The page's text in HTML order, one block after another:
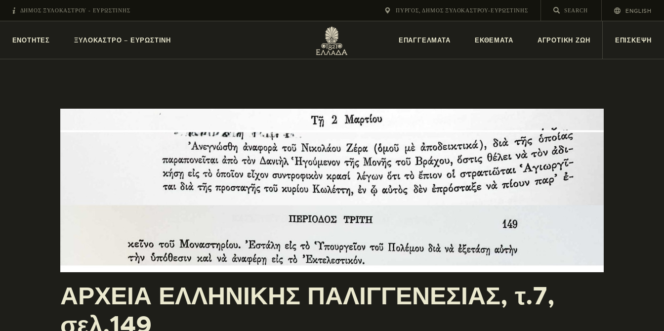
ΔΗΜΟΣ ΞΥΛΟΚΑΣΤΡΟΥ - ΕΥΡΩΣΤΙΝΗΣ ΠΎΡΓΟΣ, ΔΗΜΟΣ ΞΥΛΟΚΑΣΤΡΟΥ-ΕΥΡΩΣΤΙΝΗΣ ENGLISH
ΕΝΌΤΗΤΕΣ ΞΥΛΌΚΑΣΤΡΟ – ΕΥΡΩΣΤΊΝΗ ΕΠΑΓΓΕΛΜΑΤΑ ΕΚΘΕΜΑΤΑ ΑΓΡΟΤΙΚΗ ΖΩΗ ΕΠΙΣΚΕΨΗ
ΞΥΛΌΚΑΣΤΡΟ –
ΕΥΡΩΣΤΊΝΗ
ΑΡΧΕΙΑ ΕΛΛΗΝΙΚΗΣ ΠΑΛΙΓΓΕΝΕΣΙΑΣ, τ.7,